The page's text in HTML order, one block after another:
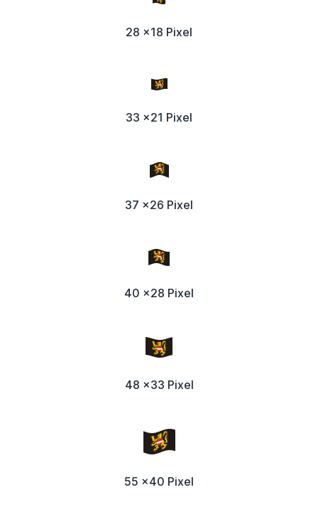
28 x18 Pixel
33 x21 Pixel
37 x26 Pixel
40 x28 Pixel
48 x33 Pixel
55 x40 Pixel